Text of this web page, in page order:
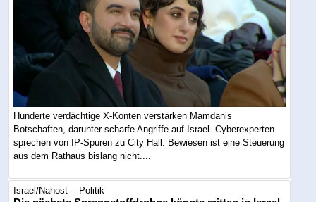
Hunderte verdächtige X-Konten verstärken Mamdanis
Botschaften, darunter scharfe Angriffe auf Israel. Cyberexperten
sprechen von IP-Spuren zu City Hall. Bewiesen ist eine Steuerung
aus dem Rathaus bislang nicht....
Israel/Nahost -- Politik